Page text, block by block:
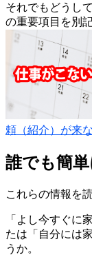
それでもどうし
の重要項目を別
頼（紹介）が来
誰でも簡
これらの情報を
「よし今すぐに
たは「自分には
うか。